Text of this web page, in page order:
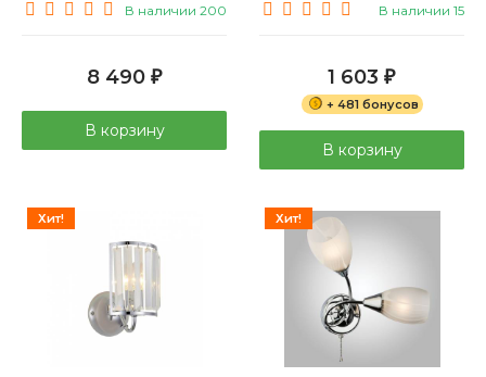
В наличии 200
8 490 ₽
В корзину
В наличии 15
1 603 ₽
+ 481 бонусов
В корзину
Хит! Хит!